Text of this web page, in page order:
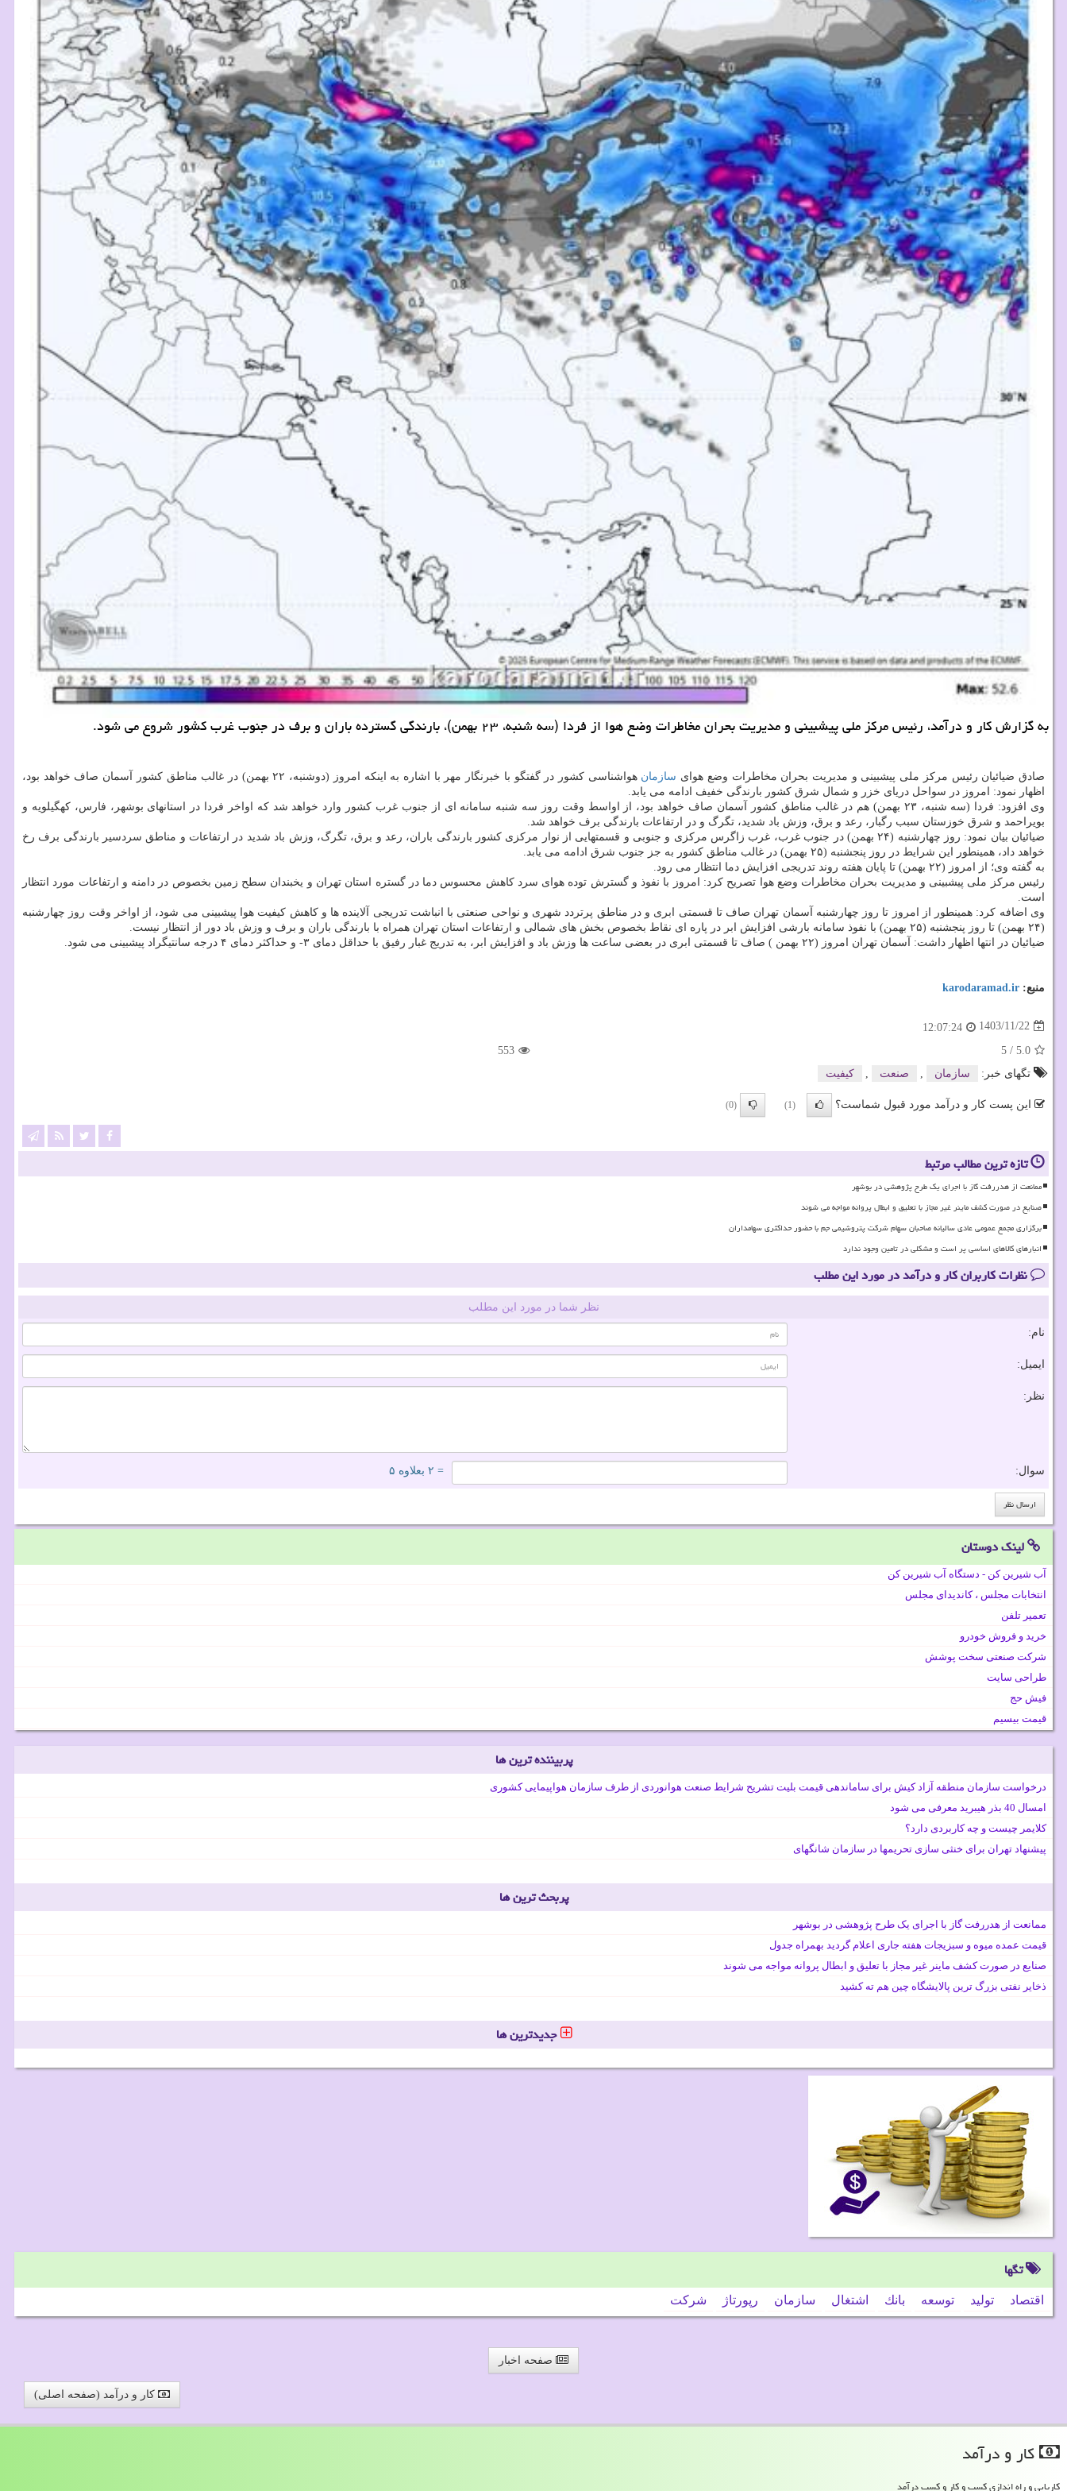
به گزارش کار و درآمد، رئیس مرکز ملی پیشبینی و مدیریت بحران مخاطرات وضع هوا از فردا (سه شنبه، ۲۳ بهمن)، بارندگی گسترده باران و برف در جنوب غرب کشور شروع می شود.
صادق ضیائیان رئیس مرکز ملی پیشبینی و مدیریت بحران مخاطرات وضع هوای سازمان
هواشناسی کشور در گفتگو با خبرنگار مهر با اشاره به اینکه امروز (دوشنبه، ۲۲ بهمن) در غالب مناطق کشور آسمان صاف خواهد بود،
اظهار نمود: امروز در سواحل دریای خزر و شمال شرق کشور بارندگی خفیف ادامه می یابد.
وی افزود: فردا (سه شنبه، ۲۳ بهمن) هم در غالب مناطق کشور آسمان صاف خواهد بود، از اواسط وقت روز سه شنبه سامانه ای از جنوب غرب کشور وارد خواهد شد که اواخر فردا در استانهای بوشهر، فارس، کهگیلویه و
بویراحمد و شرق خوزستان سبب رگبار، رعد و برق، وزش باد شدید، تگرگ و در ارتفاعات بارندگی برف خواهد شد.
ضیائیان بیان نمود: روز چهارشنبه (۲۴ بهمن) در جنوب غرب، غرب زاگرس مرکزی و جنوبی و قسمتهایی از نوار مرکزی کشور بارندگی باران، رعد و برق، تگرگ، وزش باد شدید در ارتفاعات و مناطق سردسیر بارندگی برف رخ
خواهد داد، همینطور این شرایط در روز پنجشنبه (۲۵ بهمن) در غالب مناطق کشور به جز جنوب شرق ادامه می یابد.
به گفته وی؛ از امروز (۲۲ بهمن) تا پایان هفته روند تدریجی افزایش دما انتظار می رود.
رئیس مرکز ملی پیشبینی و مدیریت بحران مخاطرات وضع هوا تصریح کرد: امروز با نفوذ و گسترش توده هوای سرد کاهش محسوس دما در گستره استان تهران و یخبندان سطح زمین بخصوص در دامنه و ارتفاعات مورد انتظار
است.
وی اضافه کرد: همینطور از امروز تا روز چهارشنبه آسمان تهران صاف تا قسمتی ابری و در مناطق پرتردد شهری و نواحی صنعتی با انباشت تدریجی آلاینده ها و کاهش کیفیت هوا پیشبینی می شود، از اواخر وقت روز چهارشنبه
(۲۴ بهمن) تا روز پنجشنبه (۲۵ بهمن) با نفوذ سامانه بارشی افزایش ابر در پاره ای نقاط بخصوص بخش های شمالی و ارتفاعات استان تهران همراه با بارندگی باران و برف و وزش باد دور از انتظار نیست.
ضیائیان در انتها اظهار داشت: آسمان تهران امروز (۲۲ بهمن ) صاف تا قسمتی ابری در بعضی ساعت ها وزش باد و افزایش ابر، به تدریج غبار رفیق با حداقل دمای ۳- و حداکثر دمای ۴ درجه سانتیگراد پیشبینی می شود.
منبع: karodaramad.ir
1403/11/22
12:07:24
5.0
/
5
553
تگهای خبر:
سازمان صنعت كیفیت
این پست کار و درآمد مورد قبول شماست؟ (1)
(0)
تازه ترین مطالب مرتبط
ممانعت از هدررفت گاز با اجرای یک طرح پژوهشی در بوشهر
صنایع در صورت کشف ماینر غیر مجاز با تعلیق و ابطال پروانه مواجه می شوند
برگزاری مجمع عمومی عادی سالیانه صاحبان سهام شرکت پتروشیمی جم با حضور حداکثری سهامداران
انبارهای کالاهای اساسی پر است و مشکلی در تامین وجود ندارد
نظرات کاربران کار و درآمد در مورد این مطلب
نظر شما در مورد این مطلب
نام:
ایمیل:
نظر:
سوال: = ۲ بعلاوه ۵
لینک دوستان
آب شیرین کن - دستگاه آب شیرین کن
انتخابات مجلس ، کاندیدای مجلس
تعمیر تلفن
خرید و فروش خودرو
شرکت صنعتی سخت پوشش
طراحی سایت
فیش حج
قیمت بیسیم
پربیننده ترین ها
درخواست سازمان منطقه آزاد کیش برای ساماندهی قیمت بلیت تشریح شرایط صنعت هوانوردی از طرف سازمان هواپیمایی کشوری
امسال 40 بذر هیبرید معرفی می شود
کلایمر چیست و چه کاربردی دارد؟
پیشنهاد تهران برای خنثی سازی تحریمها در سازمان شانگهای
پربحث ترین ها
ممانعت از هدررفت گاز با اجرای یک طرح پژوهشی در بوشهر
قیمت عمده میوه و سبزیجات هفته جاری اعلام گردید بهمراه جدول
صنایع در صورت کشف ماینر غیر مجاز با تعلیق و ابطال پروانه مواجه می شوند
ذخایر نفتی بزرگ ترین پالایشگاه چین هم ته کشید
جدیدترین ها
تگها
اقتصاد تولید توسعه بانك اشتغال سازمان رپورتاژ شركت
صفحه اخبار
کار و درآمد (صفحه اصلی)
كار و درآمد
کاریابی و راه اندازی کسب و کار و کسب درآمد